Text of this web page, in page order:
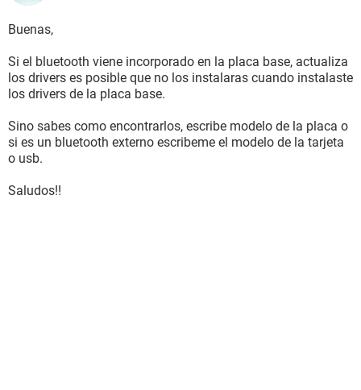
Buenas,
Si el bluetooth viene incorporado en la placa base, actualiza
los drivers es posible que no los instalaras cuando instalaste
los drivers de la placa base.
Sino sabes como encontrarlos, escribe modelo de la placa o
si es un bluetooth externo escribeme el modelo de la tarjeta
o usb.
Saludos!!